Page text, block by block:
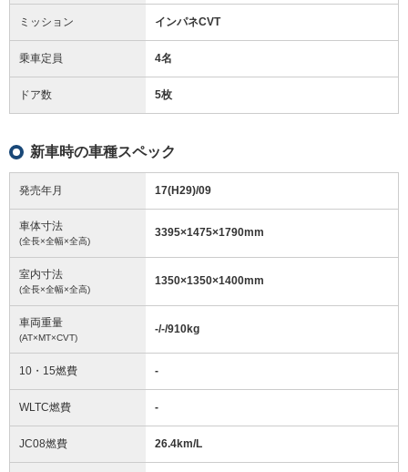
ミッション インパネCVT
乗車定員 4名
ドア数 5枚
新車時の車種スペック
発売年月 17(H29)/09
車体寸法
(全長×全幅×全高)
3395×1475×1790mm
室内寸法
(全長×全幅×全高)
1350×1350×1400mm
車両重量
(AT×MT×CVT)
-/-/910kg
10・15燃費 -
WLTC燃費 -
JC08燃費 26.4km/L